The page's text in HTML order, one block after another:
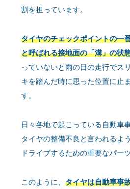
割を担っています。
タイヤのチェックポイントの一
と呼ばれる接地面の「溝」の状
っていないと雨の日の走行でス
キを踏んだ時に思った位置に止
す。
日々各地で起こっている自動車
タイヤの整備不良と言われるよ
ドライブするための重要なパー
このように、 タイヤは自動車事